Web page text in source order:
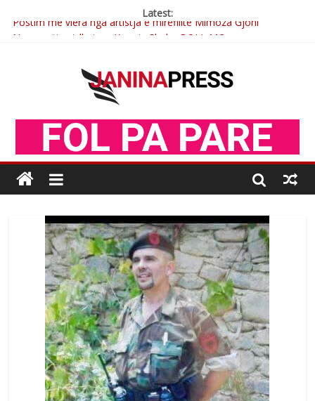
Latest:
Postim me vlera nga artistja e mirëfilltë Mimoza Gjoni
Nga poetja atdhetare Kumrie Shala -BOLL MO
Çlirimtari Mentor Mushkolaj nderohet me mirenjohje nga
Xhevdet Qeriqi Dega e invalidëve në Fushë Kosovë